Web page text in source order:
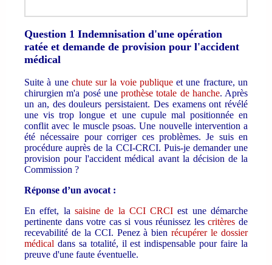
Question 1 Indemnisation d'une opération
ratée et demande de provision pour l'accident
médical
Suite à une chute sur la voie publiqueet une fracture, un
chirurgien m'a posé une prothèse totale de hanche. Après
un an, des douleurs persistaient. Des examens ont révélé
une vis trop longue et une cupule mal positionnée en
conflit avec le muscle psoas. Une nouvelle intervention a
été nécessaire pour corriger ces problèmes. Je suis en
procédure auprès de la CCI-CRCI. Puis-je demander une
provision pour l'accident médical avant la décision de la
Commission ?
Réponse d’un avocat :
En effet, la saisine de la CCI CRCI est une démarche
pertinente dans votre cas si vous réunissez lescritèresde
recevabilité de la CCI. Penez à bienrécupérer le dossier
médical dans sa totalité, il est indispensable pour faire la
preuve d'une faute éventuelle.